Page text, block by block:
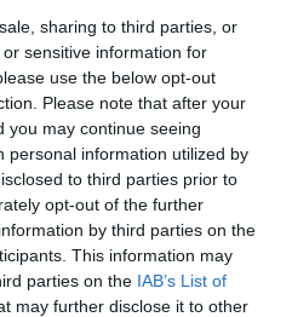
sharing to third parties, or
sensitive information for
use the below opt-out
Please note that after your
you may continue seeing
personal information utilized by
to third parties prior to
opt-out of the further
by third parties on the
This information may
parties on the IAB’s List of
may further disclose it to other
kedv húsvét óta újra
az élet a járvány
Szakértők szerint
tapasztalhatók
az iparágban.
Megosztás
az aznapi friss cikkeket!